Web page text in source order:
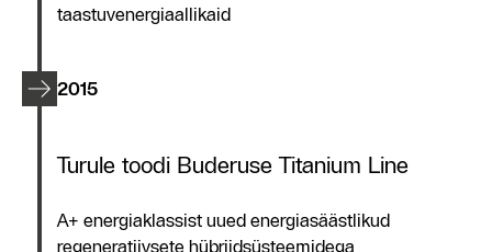
taastuvenergiaallikaid
2015
Turule toodi Buderuse Titanium Line
A+ energiaklassist uued energiasäästlikud
regeneratiivsete hübriidsüsteemidega